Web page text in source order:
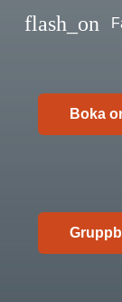
flash_on
Boka